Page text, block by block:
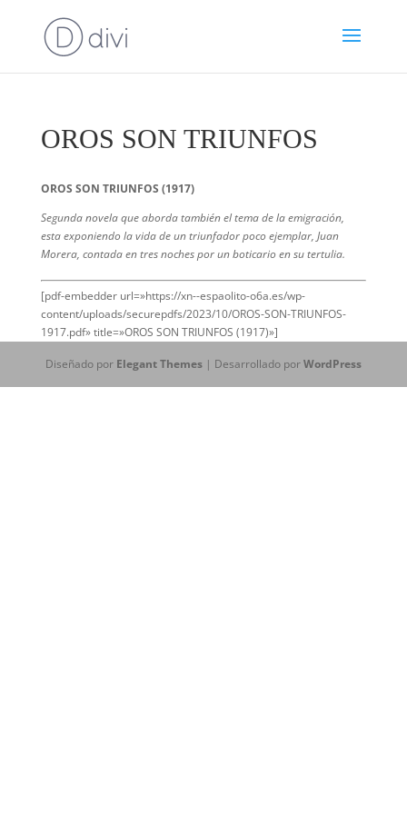
OROS SON TRIUNFOS
OROS SON TRIUNFOS (1917)
Segunda novela que aborda también el tema de la emigración,
esta exponiendo la vida de un triunfador poco ejemplar, Juan
Morera, contada en tres noches por un boticario en su tertulia.
[pdf-embedder url=»https://xn--espaolito-o6a.es/wp-
content/uploads/securepdfs/2023/10/OROS-SON-TRIUNFOS-
1917.pdf» title=»OROS SON TRIUNFOS (1917)»]
Diseñado por Elegant Themes| Desarrollado porWordPress